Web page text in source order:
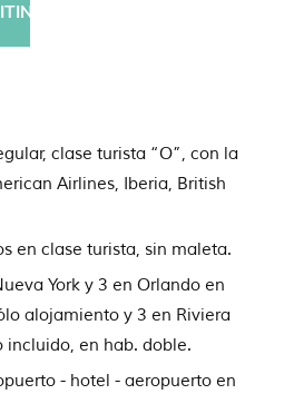
ITINERARIO
clase turista “O”, con la
Airlines, Iberia, British
en clase turista, sin maleta.
York y 3 en Orlando en
alojamiento y 3 en Riviera
incluido, en hab. doble.
- hotel - aeropuerto en